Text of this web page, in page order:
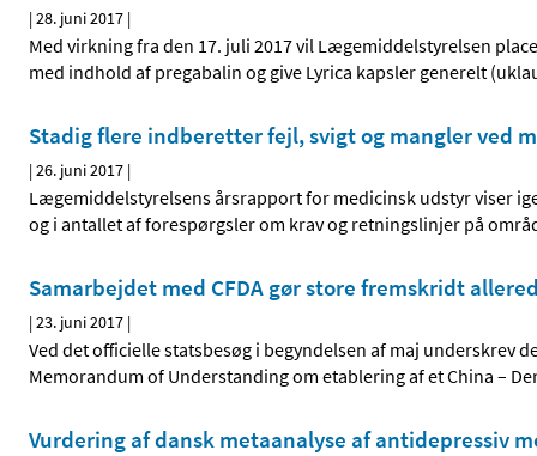
|28. juni 2017 |
Med virkning fra den 17. juli 2017 vil Lægemiddelstyrelsen
med indhold af pregabalin og give Lyrica kapsler generelt
Stadig flere indberetter fejl, svigt og mangler ved
|26. juni 2017 |
Lægemiddelstyrelsens årsrapport for medicinsk udstyr viser
og i antallet af forespørgsler om krav og retningslinjer på
Samarbejdet med CFDA gør store fremskridt
|23. juni 2017 |
Ved det officielle statsbesøg i begyndelsen af maj underskrev
Memorandum of Understanding om etablering af et China –
Vurdering af dansk metaanalyse af antidepressiv